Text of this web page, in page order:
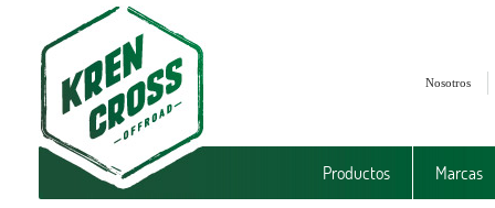
Nosotros
Productos Marcas